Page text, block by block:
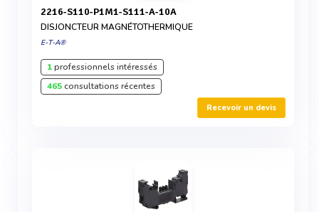
2216-S110-P1M1-S111-A-10A
DISJONCTEUR MAGNÉTOTHERMIQUE
E-T-A®
1professionnels intéressés
465consultations récentes
Recevoir un devis